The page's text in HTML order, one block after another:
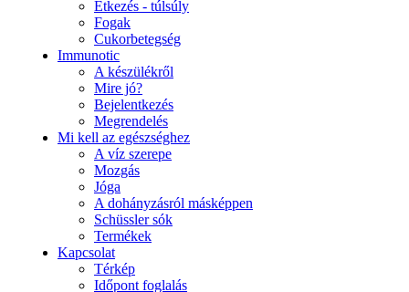
Étkezés - túlsúly
Fogak
Cukorbetegség
Immunotic
A készülékről
Mire jó?
Bejelentkezés
Megrendelés
Mi kell az egészséghez
A víz szerepe
Mozgás
Jóga
A dohányzásról másképpen
Schüssler sók
Termékek
Kapcsolat
Térkép
Időpont foglalás